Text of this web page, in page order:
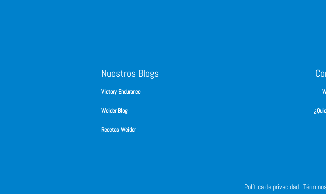
Nuestros Blogs
Victory Endurance
Weider Blog
Recetas Weider
Política de privacidad |